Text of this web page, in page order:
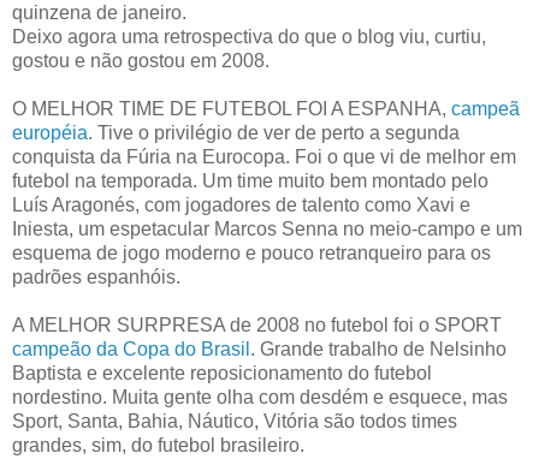
quinzena de janeiro.
Deixo agora uma retrospectiva do que o blog viu, curtiu,
gostou e não gostou em 2008.
O MELHOR TIME DE FUTEBOL FOI A ESPANHA, campeã
européia. Tive o privilégio de ver de perto a segunda
conquista da Fúria na Eurocopa. Foi o que vi de melhor em
futebol na temporada. Um time muito bem montado pelo
Luís Aragonés, com jogadores de talento como Xavi e
Iniesta, um espetacular Marcos Senna no meio-campo e um
esquema de jogo moderno e pouco retranqueiro para os
padrões espanhóis.
A MELHOR SURPRESA de 2008 no futebol foi o SPORT
campeão da Copa do Brasil . Grande trabalho de Nelsinho
Baptista e excelente reposicionamento do futebol
nordestino. Muita gente olha com desdém e esquece, mas
Sport, Santa, Bahia, Náutico, Vitória são todos times
grandes, sim, do futebol brasileiro.